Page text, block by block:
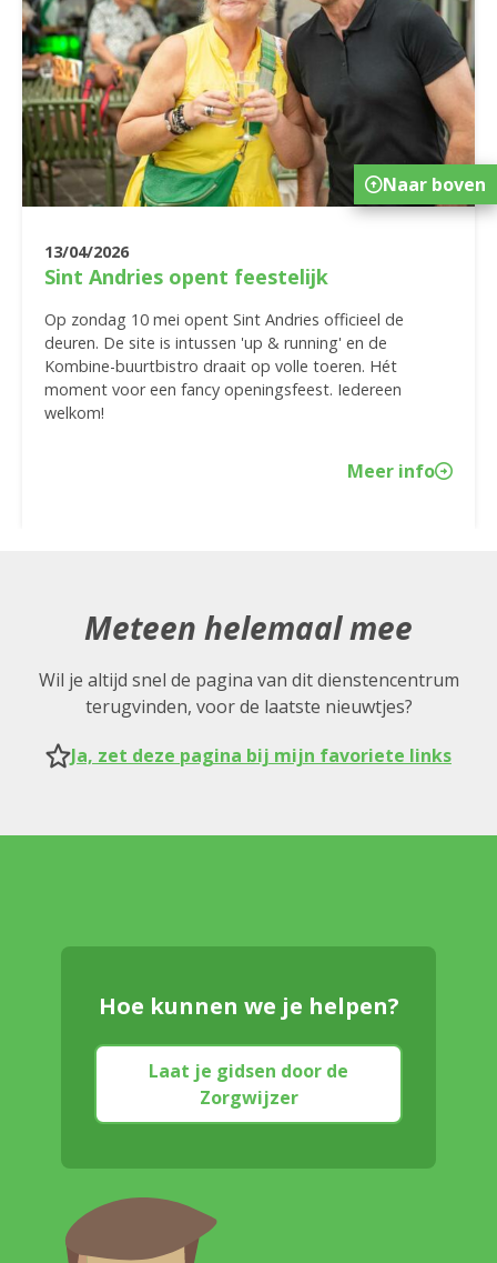
13/04/2026
Sint Andries opent feestelijk
Op zondag 10 mei opent Sint Andries officieel de
deuren. De site is intussen 'up & running' en de
Kombine-buurtbistro draait op volle toeren. Hét
moment voor een fancy openingsfeest. Iedereen
welkom!
Meer info
Meteen helemaal mee
Wil je altijd snel de pagina van dit dienstencentrum
terugvinden, voor de laatste nieuwtjes?
Ja, zet deze pagina bij mijn favoriete links
Hoe kunnen we je helpen?
Laat je gidsen door de
Zorgwijzer
Naar boven